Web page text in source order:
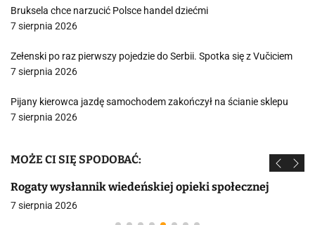
Bruksela chce narzucić Polsce handel dziećmi
7 sierpnia 2026
Zełenski po raz pierwszy pojedzie do Serbii. Spotka się z Vučiciem
7 sierpnia 2026
Pijany kierowca jazdę samochodem zakończył na ścianie sklepu
7 sierpnia 2026
MOŻE CI SIĘ SPODOBAĆ:
Rogaty wysłannik wiedeńskiej opieki społecznej
7 sierpnia 2026